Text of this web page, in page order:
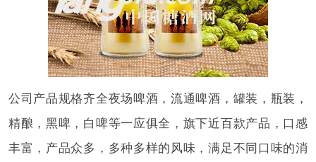
公司产品规格齐全夜场啤酒，流通啤酒，罐装，瓶装，
精酿，黑啤，白啤等一应俱全，旗下近百款产品，口感
丰富，产品众多，多种多样的风味，满足不同口味的消